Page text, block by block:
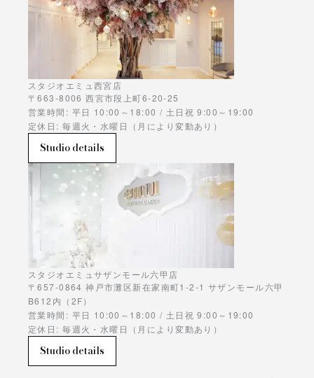
スタジオエミュ西宮店
〒663-8006 西宮市段上町6-20-25
営業時間: 平日 10:00～18:00 / 土日祝 9:00～19:00
定休日: 毎週火・水曜日（月により変動あり）
Studio details
スタジオエミュサザンモール六甲店
〒657-0864 神戸市灘区新在家南町1-2-1 サザンモール六甲
B612内（2F）
営業時間: 平日 10:00～18:00 / 土日祝 9:00～19:00
定休日: 毎週火・水曜日（月により変動あり）
Studio details